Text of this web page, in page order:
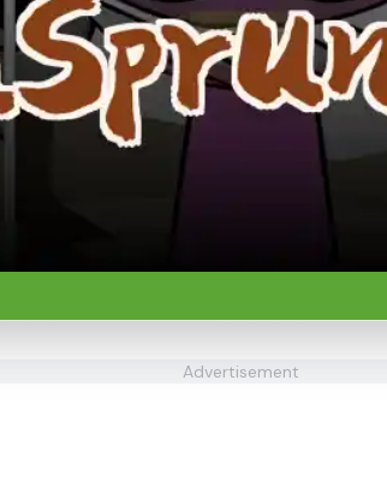
Advertisement